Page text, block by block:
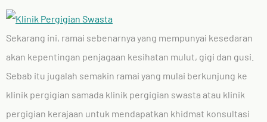
Sekarang ini, ramai sebenarnya yang mempunyai kesedaran
akan kepentingan penjagaan kesihatan mulut, gigi dan gusi.
Sebab itu jugalah semakin ramai yang mulai berkunjung ke
klinik pergigian samada klinik pergigian swasta atau klinik
pergigian kerajaan untuk mendapatkan khidmat konsultasi